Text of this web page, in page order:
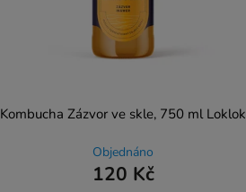
Kombucha Zázvor ve skle, 750 ml Loklok
Objednáno
120 Kč